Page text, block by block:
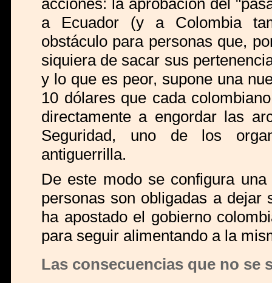
a Ecuador (y a Colombia
obstáculo para personas que,
siquiera de sacar sus
y lo que es peor, supone una
10 dólares que cada
directamente a engordar las
Seguridad, uno de los
antiguerrilla.
De este modo se configura
personas son obligadas a
ha apostado el gobierno
para seguir alimentando a la
Las consecuencias que no se